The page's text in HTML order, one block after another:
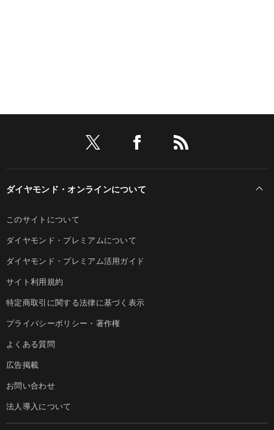
ダイヤモンド・オンラインについて
このサイトについて
ダイヤモンド・プレミアムについて
ダイヤモンド・プレミアム活用ガイド
サイト利用規約
特定商取引に関する法律に基づく表示
プライバシーポリシー・著作権
よくある質問
広告掲載
お問い合わせ
法人導入について